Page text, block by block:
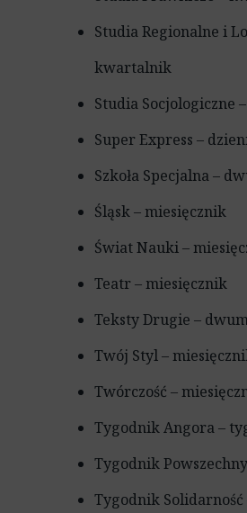
Studia Regionalne i
kwartalnik
Studia Socjologiczne
Super Express –
Szkoła Specjalna –
Śląsk – miesięcznik
Świat Nauki –
Teatr – miesięcznik
Teksty Drugie –
Twój Styl –
Twórczość –
Tygodnik Angora –
Tygodnik
Tygodnik